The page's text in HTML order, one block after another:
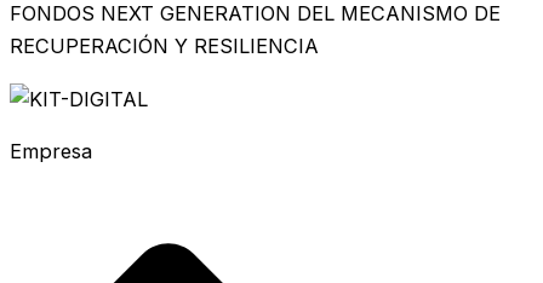
FONDOS NEXT GENERATION DEL MECANISMO DE
RECUPERACIÓN Y RESILIENCIA
Empresa